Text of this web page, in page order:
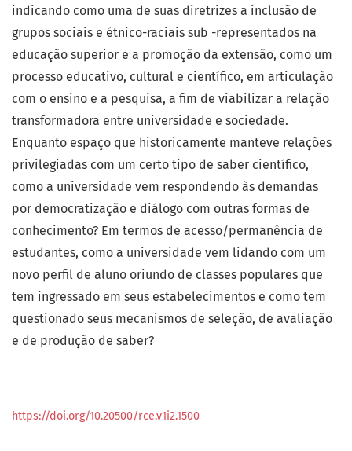
indicando como uma de suas diretrizes a inclusão de
grupos sociais e étnico-raciais sub -representados na
educação superior e a promoção da extensão, como um
processo educativo, cultural e científico, em articulação
com o ensino e a pesquisa, a fim de viabilizar a relação
transformadora entre universidade e sociedade.
Enquanto espaço que historicamente manteve relações
privilegiadas com um certo tipo de saber científico,
como a universidade vem respondendo às demandas
por democratização e diálogo com outras formas de
conhecimento? Em termos de acesso/permanência de
estudantes, como a universidade vem lidando com um
novo perfil de aluno oriundo de classes populares que
tem ingressado em seus estabelecimentos e como tem
questionado seus mecanismos de seleção, de avaliação
e de produção de saber?
https://doi.org/10.20500/rce.v1i2.1500